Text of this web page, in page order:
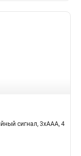
сигнал, 3хААА, 4